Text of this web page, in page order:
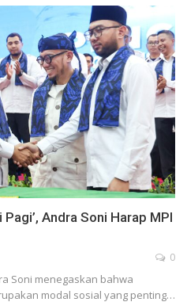
Andra Soni Harap MPI
0
Soni menegaskan bahwa
modal sosial yang penting…